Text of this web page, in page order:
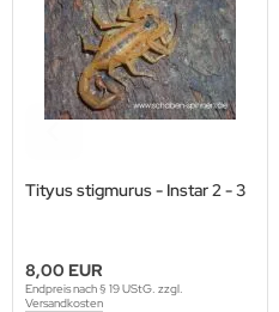
Tityus stigmurus - Instar 2 - 3
8,00 EUR
Endpreis nach § 19 UStG. zzgl.
Versandkosten